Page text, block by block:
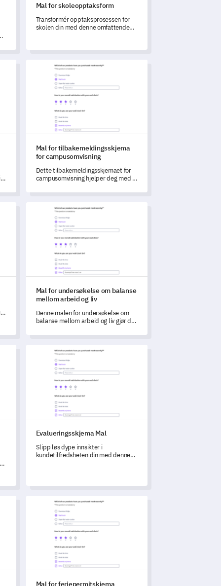
Mal for skoleopptaksform
Transformér opptaksprosessen for
skolen din med denne omfattende
foresatte.
Mal for tilbakemeldingsskjema for campusomvisning
Mal for tilbakemeldingsskjema
for campusomvisning
Dette tilbakemeldingsskjemaet for
campusomvisning hjelper deg med å
i campusomvisningene dine.
Mal for undersøkelse om balanse mellom arbeid og liv
Mal for undersøkelse om balanse
mellom arbeid og liv
Denne malen for undersøkelse om
balanse mellom arbeid og liv gjør det
perspektiver om ansattes integrering
Evalueringsskjema Mal
Evalueringsskjema Mal
Slipp løs dype innsikter i
kundetilfredsheten din med denne
Mal
Mal for feriepermitskjema
Mal for feriepermitskjema